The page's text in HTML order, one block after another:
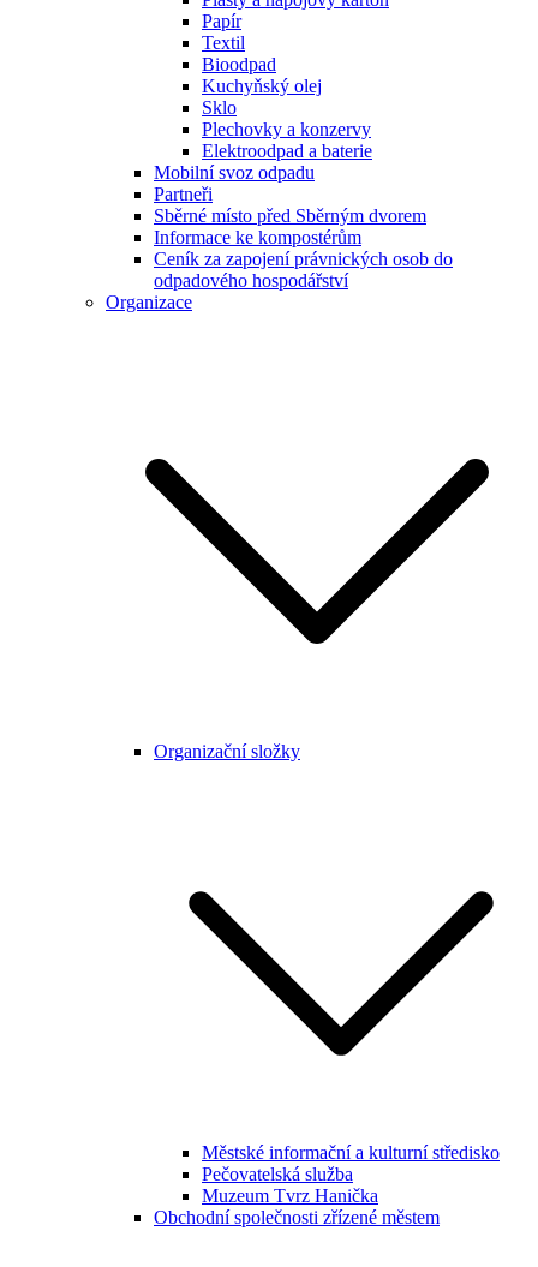
Papír
Textil
Bioodpad
Kuchyňský olej
Sklo
Plechovky a konzervy
Elektroodpad a baterie
Mobilní svoz odpadu
Partneři
Sběrné místo před Sběrným dvorem
Informace ke kompostérům
Ceník za zapojení právnických osob do
odpadového hospodářství
Organizace
Organizační složky
Městské informační a kulturní středisko
Pečovatelská služba
Muzeum Tvrz Hanička
Obchodní společnosti zřízené městem